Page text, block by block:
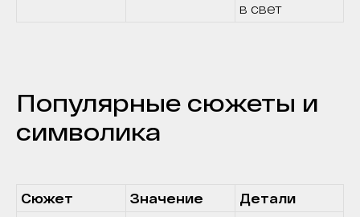
в свет
Популярные сюжеты и
символика
Сюжет Значение
Детали